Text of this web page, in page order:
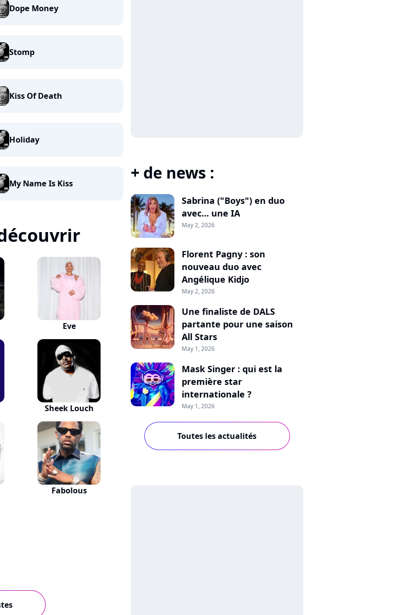
Dope Money
Stomp
Kiss Of Death
Holiday
My Name Is Kiss
Eve
Sheek Louch
Fabolous
+ de news :
Sabrina ("Boys") en duo
avec... une IA
May 2, 2026
Florent Pagny : son
nouveau duo avec
Angélique Kidjo
May 2, 2026
Une finaliste de DALS
partante pour une saison
All Stars
May 1, 2026
Mask Singer : qui est la
première star
internationale ?
May 1, 2026
Toutes les actualités